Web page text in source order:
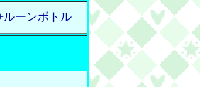
ルーンボトル